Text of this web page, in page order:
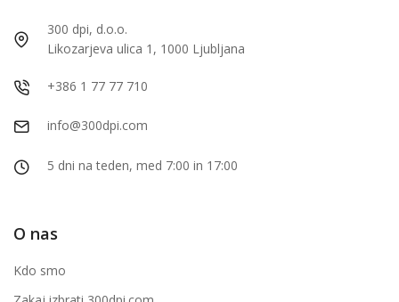
300 dpi, d.o.o.
Likozarjeva ulica 1, 1000 Ljubljana
+386 1 77 77 710
info@300dpi.com
5 dni na teden, med 7:00 in 17:00
O nas
Kdo smo